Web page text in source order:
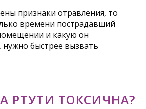
признаки отравления, то
времени пострадавший
и какую он
нужно быстрее вызвать
РТУТИ ТОКСИЧНА?